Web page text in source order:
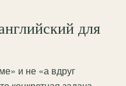
для
и не «а вдруг